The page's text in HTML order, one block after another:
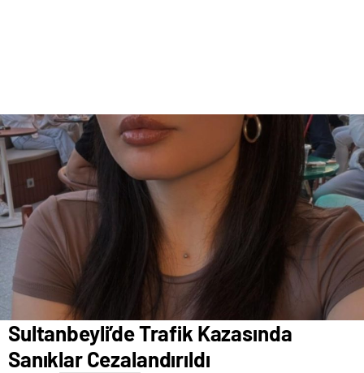
Sultanbeyli’de Trafik Kazasında
Sanıklar Cezalandırıldı